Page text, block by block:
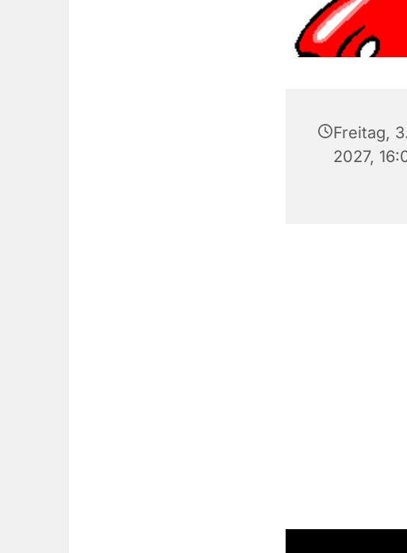
Freitag,
2027,